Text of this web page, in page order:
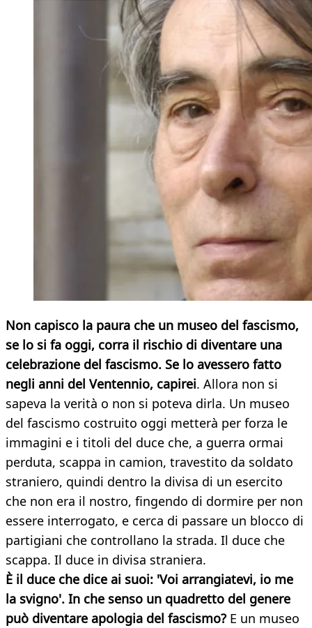
Non capisco la paura che un museo del fascismo,
se lo si fa oggi, corra il rischio di diventare una
celebrazione del fascismo. Se lo avessero fatto
negli anni del Ventennio, capirei. Allora non si
sapeva la verità o non si poteva dirla. Un museo
del fascismo costruito oggi metterà per forza le
immagini e i titoli del duce che, a guerra ormai
perduta, scappa in camion, travestito da soldato
straniero, quindi dentro la divisa di un esercito
che non era il nostro, fingendo di dormire per non
essere interrogato, e cerca di passare un blocco di
partigiani che controllano la strada. Il duce che
scappa. Il duce in divisa straniera.
È il duce che dice ai suoi: 'Voi arrangiatevi, io me
la svigno'. In che senso un quadretto del genere
può diventare apologia del fascismo? E un museo